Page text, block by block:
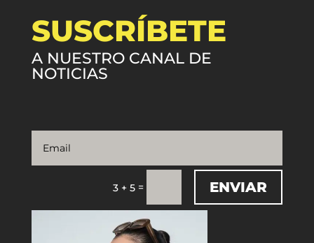
SUSCRÍBETE
A NUESTRO CANAL DE
NOTICIAS
3 + 5 = ENVIAR